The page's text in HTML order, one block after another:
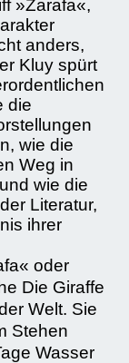
»Zarafa«,
anders,
Kluy spürt
die
wie die
Weg in
wie die
Literatur,
ihrer
oder
Die Giraffe
Welt. Sie
Stehen
Wasser